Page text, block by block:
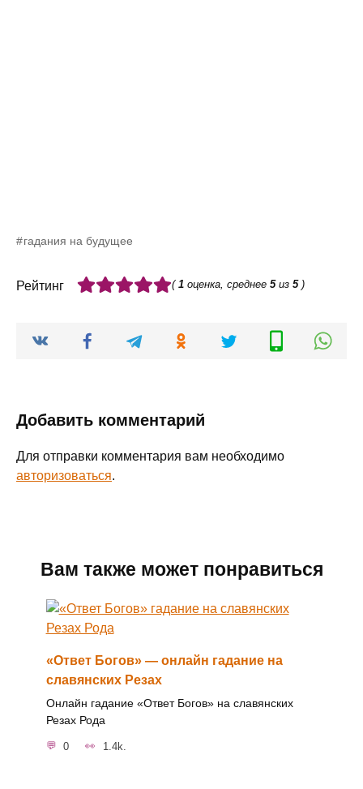
гадания на будущее
Рейтинг (1оценка, среднее 5из 5)
Добавить комментарий
Для отправки комментария вам необходимо
авторизоваться.
Вам также может понравиться
«Ответ Богов» — онлайн гадание на
славянских Резах
Онлайн гадание «Ответ Богов» на славянских
Резах Рода
0 1.4k.